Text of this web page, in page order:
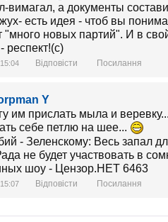
вимагал, а документы
есть идея - чтоб вы
"много новых партий". И в
респект!(с)
Відповісти Посилання
Y
им прислать мыла и
себе петлю на шее...
Відповісти Посилання